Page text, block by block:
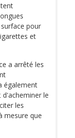
pour
et
a arrêté les
également
le
les
mesure que